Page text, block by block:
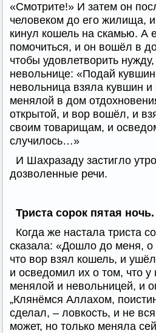
«Смотрите!» И затем он
человеком до его жилища,
кинул кошель на скамью. А
помочиться, и он вошёл в
чтобы удовлетворить
невольнице: «Подай
невольница взяла кувшин
менялой в дом
открытой, и вор вошёл, и
своим товарищам, и
случилось…»
И Шахразаду застигло
дозволенные речи.
Триста сорок пятая ночь.
Когда же настала триста
сказала: «Дошло до меня, о
что вор взял кошель, и
и осведомил их о том, что у
менялой и невольницей, и
„Клянёмся Аллахом,
сделал, – ловкость, и не
может, но только меняла